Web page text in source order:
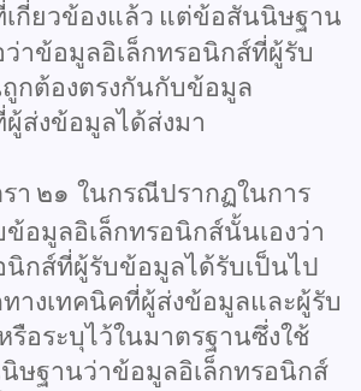
กี่ยวข้องแล้ว แต่ข้อสันนิษฐาน
าข้อมูลอิเล็กทรอนิกส์ที่ผู้รับ
กต้องตรงกันกับข้อมูล
ส่งข้อมูลได้ส่งมา
า ๒๑ ในกรณีปรากฏในการ
อมูลอิเล็กทรอนิกส์นั้นเองว่า
นิกส์ที่ผู้รับข้อมูลได้รับเป็นไป
างเทคนิคที่ผู้ส่งข้อมูลและผู้รับ
อระบุไว้ในมาตรฐานซึ่งใช้
ษฐานว่าข้อมูลอิเล็กทรอนิกส์